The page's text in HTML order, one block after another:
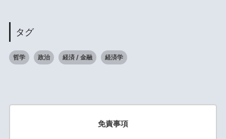
タグ
哲学 政治 経済 / 金融 経済学
免責事項